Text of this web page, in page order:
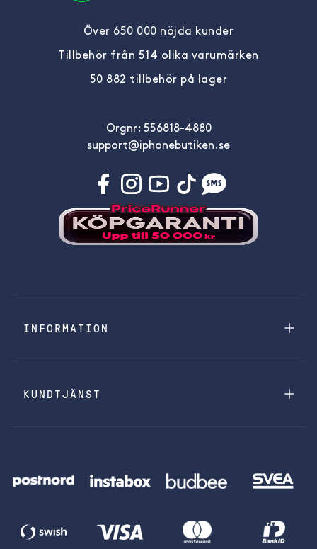
Över 650 000 nöjda kunder
Tillbehör från 514 olika varumärken
50 882 tillbehör på lager
Orgnr: 556818-4880
support@iphonebutiken.se
INFORMATION
KUNDTJÄNST